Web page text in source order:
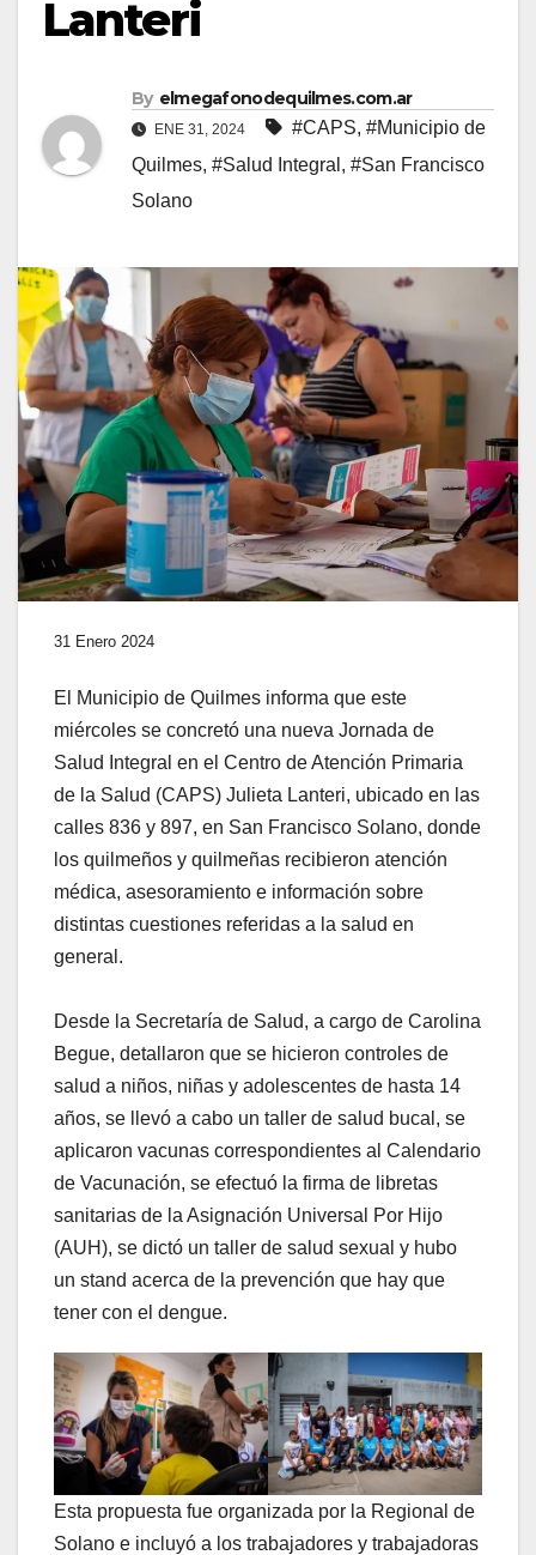
Lanteri
By elmegafonodequilmes.com.ar
ENE 31, 2024 #CAPS, #Municipio de
Quilmes, #Salud Integral , #San Francisco
Solano
31 Enero 2024
El Municipio de Quilmes informa que este
miércoles se concretó una nueva Jornada de
Salud Integral en el Centro de Atención Primaria
de la Salud (CAPS) Julieta Lanteri, ubicado en las
calles 836 y 897, en San Francisco Solano, donde
los quilmeños y quilmeñas recibieron atención
médica, asesoramiento e información sobre
distintas cuestiones referidas a la salud en
general.
Desde la Secretaría de Salud, a cargo de Carolina
Begue, detallaron que se hicieron controles de
salud a niños, niñas y adolescentes de hasta 14
años, se llevó a cabo un taller de salud bucal, se
aplicaron vacunas correspondientes al Calendario
de Vacunación, se efectuó la firma de libretas
sanitarias de la Asignación Universal Por Hijo
(AUH), se dictó un taller de salud sexual y hubo
un stand acerca de la prevención que hay que
tener con el dengue.
Esta propuesta fue organizada por la Regional de
Solano e incluyó a los trabajadores y trabajadoras